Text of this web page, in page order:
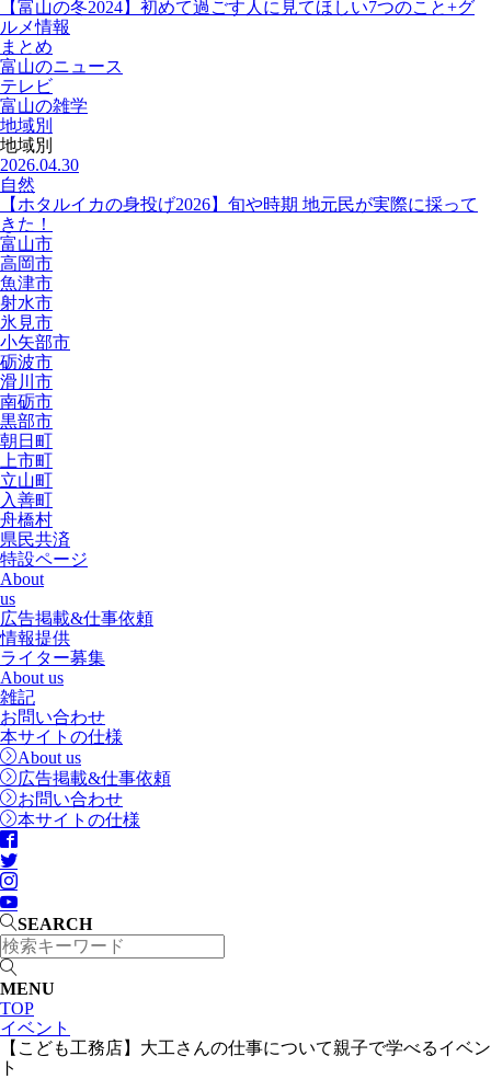
【富山の冬2024】初めて過ごす人に見てほしい7つのこと+グ
ルメ情報
まとめ
富山のニュース
テレビ
富山の雑学
地域別
地域別
2026.04.30
自然
【ホタルイカの身投げ2026】旬や時期 地元民が実際に採って
きた！
富山市
高岡市
魚津市
射水市
氷見市
小矢部市
砺波市
滑川市
南砺市
黒部市
朝日町
上市町
立山町
入善町
舟橋村
県民共済
特設ページ
About
us
広告掲載&仕事依頼
情報提供
ライター募集
About us
雑記
お問い合わせ
本サイトの仕様
About us
広告掲載&仕事依頼
お問い合わせ
本サイトの仕様
SEARCH
MENU
TOP
イベント
【こども工務店】大工さんの仕事について親子で学べるイベン
ト